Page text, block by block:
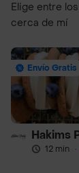
Elige entre
cerca de mí
Envío Gratis
Hakims
12 min ·